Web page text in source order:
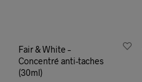
Fair & White –
Concentré anti-taches
(30ml)